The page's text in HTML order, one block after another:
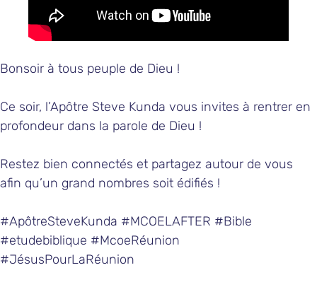
Bonsoir à tous peuple de Dieu !
Ce soir, l’Apôtre Steve Kunda vous invites à rentrer en
profondeur dans la parole de Dieu !
Restez bien connectés et partagez autour de vous
afin qu’un grand nombres soit édifiés !
#ApôtreSteveKunda #MCOELAFTER #Bible
#etudebiblique #McoeRéunion
#JésusPourLaRéunion